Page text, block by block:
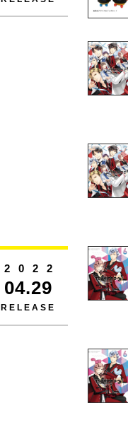
2022
04.29
RELEASE